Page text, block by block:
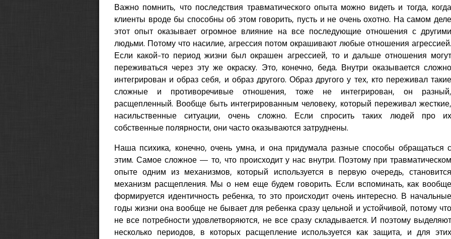
Важно помнить, что последствия травматического опыта можно видеть и тогда, когда
клиенты вроде бы способны об этом говорить, пусть и не очень охотно. На самом деле
этот опыт оказывает огромное влияние на все последующие отношения с другими
людьми. Потому что насилие, агрессия потом окрашивают любые отношения агрессией.
Если какой-то период жизни был окрашен агрессией, то и дальше отношения могут
переживаться через эту же окраску. Это, конечно, беда. Внутри оказывается сложно
интегрирован и образ себя, и образ другого. Образ другого у тех, кто переживал такие
сложные и противоречивые отношения, тоже не интегрирован, он разный,
расщепленный. Вообще быть интегрированным человеку, который переживал жесткие,
насильственные ситуации, очень сложно. Если спросить таких людей про их
собственные полярности, они часто оказываются затруднены.
Наша психика, конечно, очень умна, и она придумала разные способы обращаться с
этим. Самое сложное — то, что происходит у нас внутри. Поэтому при травматическом
опыте одним из механизмов, который используется в первую очередь, становится
механизм расщепления. Мы о нем еще будем говорить. Если вспоминать, как вообще
формируется идентичность ребенка, то это происходит очень интересно. В начальные
годы жизни она вообще не бывает для ребенка сразу цельной и устойчивой, потому что
не все потребности удовлетворяются, не все сразу складывается. И поэтому выделяют
несколько периодов, в которых расщепление используется как защита, и для этих